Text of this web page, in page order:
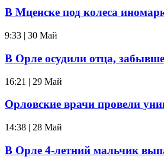
В Мценске под колеса
9:33 | 30 Май
В Орле осудили отца,
16:21 | 29 Май
Орловские врачи провели
14:38 | 28 Май
В Орле 4-летний мальчик